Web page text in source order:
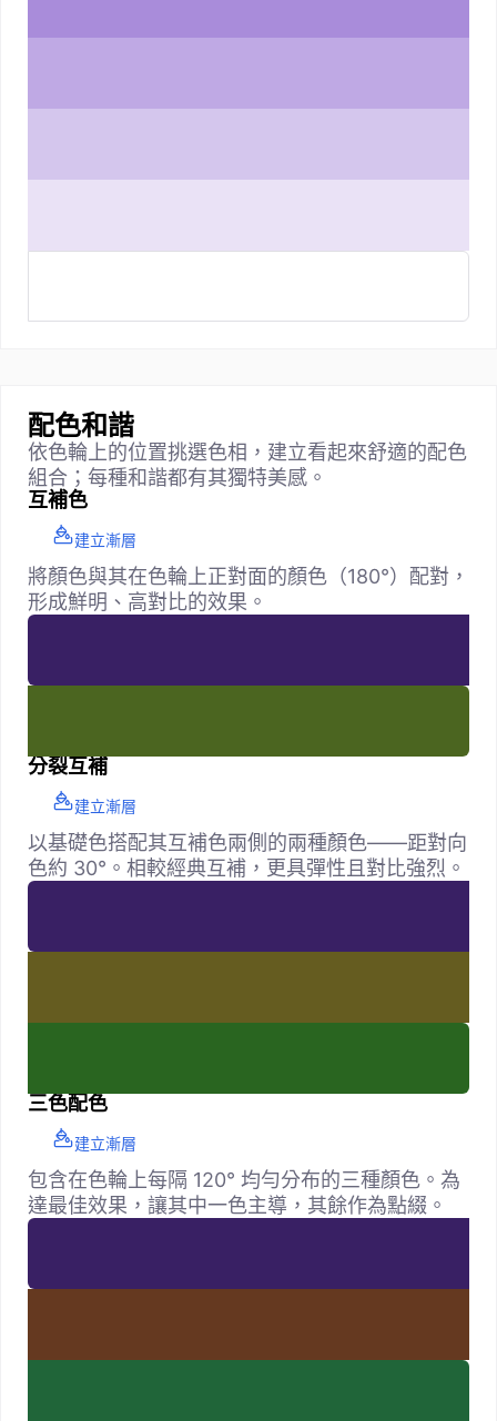
配色和諧
依色輪上的位置挑選色相，建立看起來舒適的配色
組合；每種和諧都有其獨特美感。
互補色
建立漸層
將顏色與其在色輪上正對面的顏色（180°）配對，
形成鮮明、高對比的效果。
分裂互補
建立漸層
以基礎色搭配其互補色兩側的兩種顏色——距對向
色約 30°。相較經典互補，更具彈性且對比強烈。
三色配色
建立漸層
包含在色輪上每隔 120° 均勻分布的三種顏色。為
達最佳效果，讓其中一色主導，其餘作為點綴。